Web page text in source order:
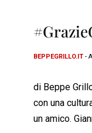
BEPPEGRILLO.IT -
di Beppe
con una
un amico.